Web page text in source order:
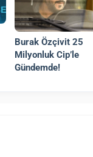
Burak Özçivit 25
Milyonluk Cip’le
Gündemde!